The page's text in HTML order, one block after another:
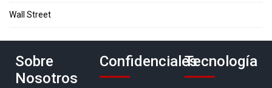
Wall Street
Sobre
Nosotros
ConfidencialesTecnología